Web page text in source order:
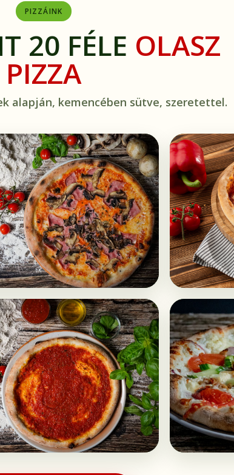
PIZZÁINK
20 FÉLE OLASZ
PIZZA
alapján, kemencében sütve, szeretettel.